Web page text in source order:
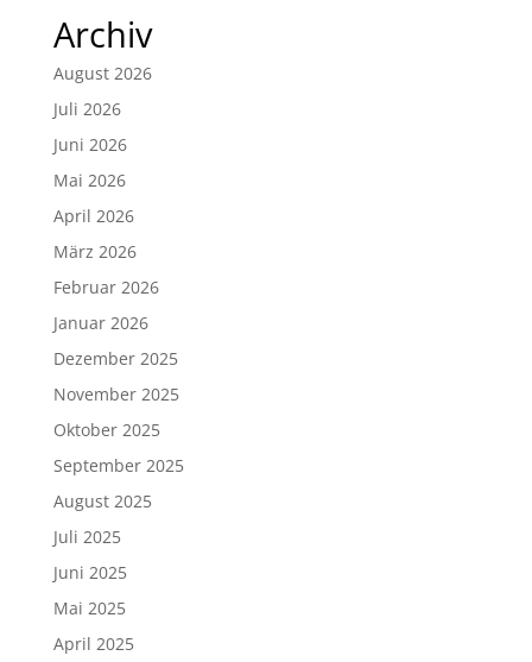
Archiv
August 2026
Juli 2026
Juni 2026
Mai 2026
April 2026
März 2026
Februar 2026
Januar 2026
Dezember 2025
November 2025
Oktober 2025
September 2025
August 2025
Juli 2025
Juni 2025
Mai 2025
April 2025